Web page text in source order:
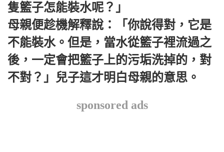
隻籃子怎能裝水呢？」
母親便趁機解釋說：「你說得對，它是
不能裝水。但是，當水從籃子裡流過之
後，一定會把籃子上的污垢洗掉的，對
不對？」兒子這才明白母親的意思。
sponsored ads